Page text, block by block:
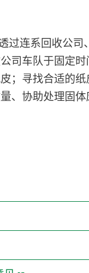
过连系回收公
司车队于固定
寻找合适的纸
、协助处理固